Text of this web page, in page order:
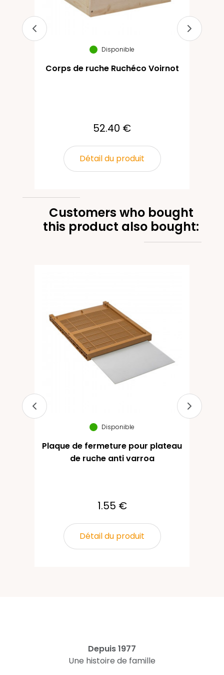
Disponible
Corps de ruche Ruchéco Voirnot
52.40 €
Détail du produit
Customers who bought
this product also bought:
Disponible
Plaque de fermeture pour plateau
de ruche anti varroa
1.55 €
Détail du produit
Depuis 1977
Une histoire de famille